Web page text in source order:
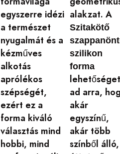
egyszerre idézi
a természet
nyugalmát és a
kézműves
alkotás
aprólékos
szépségét,
ezért ez a
forma kiváló
választás mind
hobbi, mind
alakzat. A
Szitakötő
szilikon
forma
lehetőséget
ad arra,
akár
egyszínű,
akár több
színből álló,